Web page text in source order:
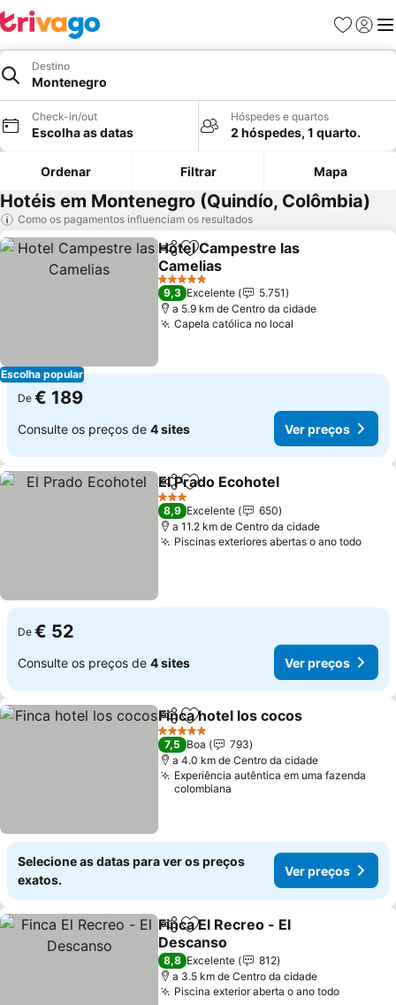
Favoritos
Iniciar
Destino
Montenegro
Check-in/out
Escolha as datas
Hóspedes e quartos
2 hóspedes, 1 quarto.
Ordenar Filtrar Mapa
Hotéis em Montenegro (Quindío, Colômbia)
Como os pagamentos influenciam os resultados
Escolha popular
PartilharAdicionar aos favoritos
Hotel Campestre las
Camelias
Ver preços
5 Estrelas
9,3 Excelente
5.751
a 5.9 km de Centro da cidade
Capela católica no local
De € 189
Consulte os preços de 4 sites Ver preços
PartilharAdicionar aos favoritos
El Prado Ecohotel
3 Estrelas
8,9 Excelente
650
a 11.2 km de Centro da cidade
Piscinas exteriores abertas o ano todoVer
De € 52
Consulte os preços de 4 sites Ver preços
PartilharAdicionar aos favoritos
Finca hotel los cocos
5 Estrelas
7,5 Boa
793
a 4.0 km de Centro da cidade
Experiência autêntica em uma fazenda
colombiana
Selecione as datas para ver os preços
exatos.
Ver preços
PartilharAdicionar aos favoritos
Finca El Recreo - El
Descanso
Ver preços
8,8 Excelente
812
a 3.5 km de Centro da cidade
Piscina exterior aberta o ano todoVer